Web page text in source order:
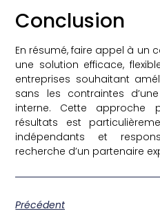
Conclusion
En résumé, faire appel à un
une solution efficace,
entreprises souhaitant
sans les contraintes
interne. Cette approche
résultats est
indépendants et
recherche d’un partenaire
Précédent